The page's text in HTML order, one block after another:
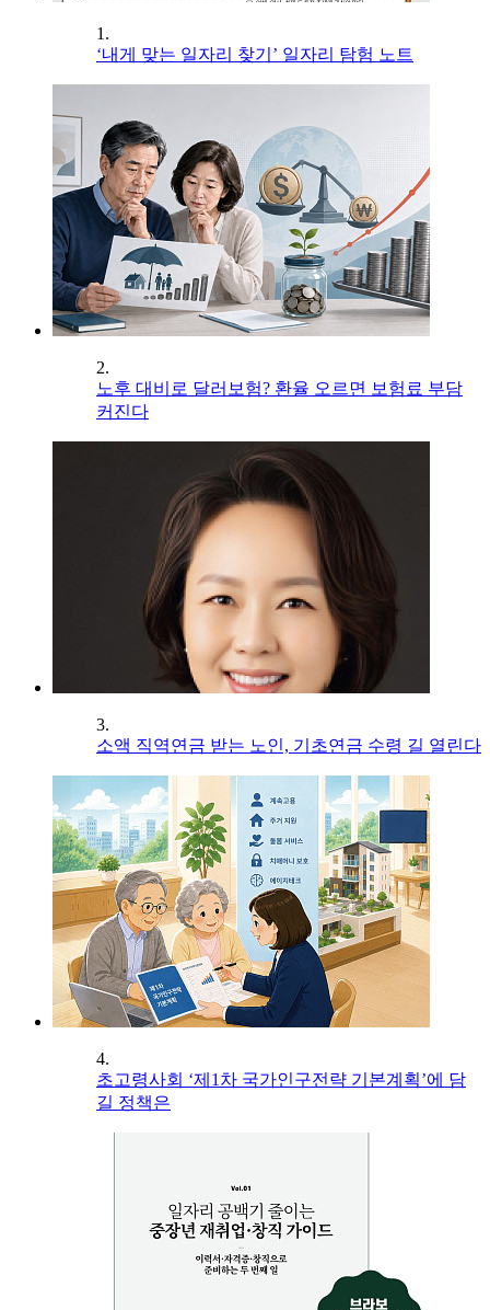
1.
‘내게 맞는 일자리 찾기’ 일자리 탐험 노트
2.
노후 대비로 달러보험? 환율 오르면 보험료 부담
커진다
3.
소액 직역연금 받는 노인, 기초연금 수령 길 열린다
4.
초고령사회 ‘제1차 국가인구전략 기본계획’에 담
길 정책은